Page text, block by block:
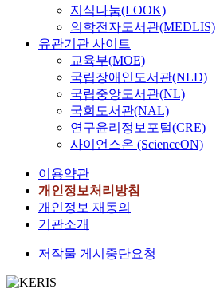
지식나눔(LOOK)
의학전자도서관(MEDLIS)
유관기관 사이트
교육부(MOE)
국립장애인도서관(NLD)
국립중앙도서관(NL)
국회도서관(NAL)
연구윤리정보포털(CRE)
사이언스온 (ScienceON)
이용약관
개인정보처리방침
개인정보 재동의
기관소개
저작물 게시중단요청